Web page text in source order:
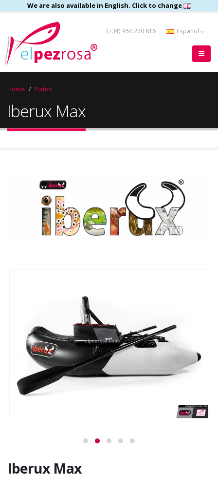
We are also available in English. Click to change
(+34) 950 270 816 Español
Home Patos
Iberux Max
Iberux Max